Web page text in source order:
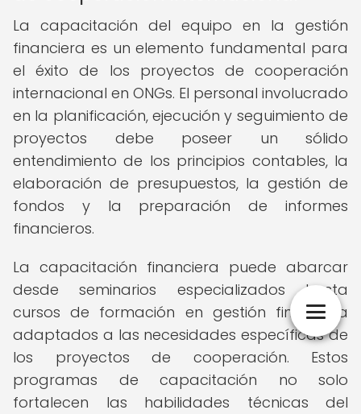
La capacitación del equipo en la gestión
financiera es un elemento fundamental para
el éxito de los proyectos de cooperación
internacional en ONGs. El personal involucrado
en la planificación, ejecución y seguimiento de
proyectos debe poseer un sólido
entendimiento de los principios contables, la
elaboración de presupuestos, la gestión de
fondos y la preparación de informes
financieros.
La capacitación financiera puede abarcar
desde seminarios especializados hasta
cursos de formación en gestión financiera
adaptados a las necesidades específicas de
los proyectos de cooperación. Estos
programas de capacitación no solo
fortalecen las habilidades técnicas del